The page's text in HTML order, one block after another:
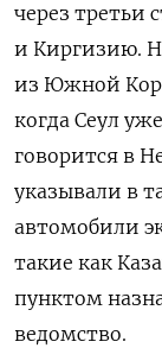
‌через третьи
и Киргизию.
из Южной
когда ​Сеул
говорится ‌в
указывали в
автомобили
‌такие как
пунктом
ведомство.